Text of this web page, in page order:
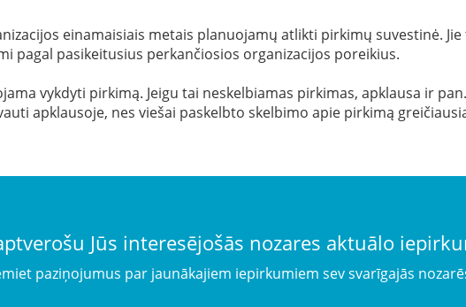
einamaisiais metais planuojamų atlikti pirkimų suvestinė.
pagal pasikeitusius perkančiosios organizacijos poreikius.
vykdyti pirkimą. Jeigu tai neskelbiamas pirkimas, apklausa ir
apklausoje, nes viešai paskelbto skelbimo apie pirkimą
Jūs interesējošās nozares aktuālo
paziņojumus par jaunākajiem iepirkumiem sev svarīgajās